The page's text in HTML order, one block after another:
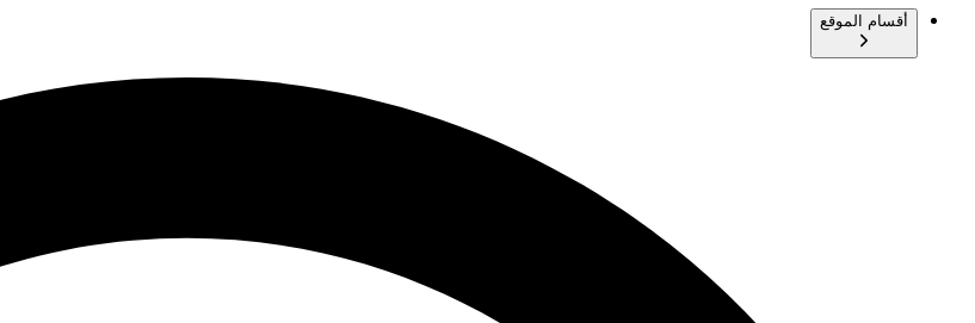
أقسام الموقع